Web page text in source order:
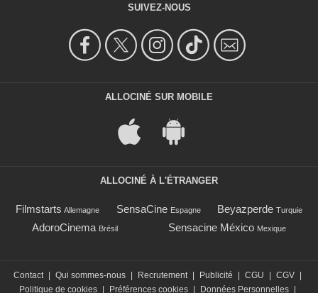
SUIVEZ-NOUS
ALLOCINÉ SUR MOBILE
ALLOCINÉ À L'ÉTRANGER
Filmstarts Allemagne SensaCine Espagne Beyazperde Turquie
AdoroCinema Brésil Sensacine México Mexique
Contact | Qui sommes-nous | Recrutement | Publicité | CGU | CGV |
Politique de cookies | Préférences cookies | Données Personnelles |